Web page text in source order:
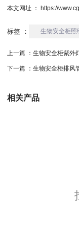
本文网址 ： https://
标签 ： 生物安全柜照
上一篇 ： 生物安全柜紫外
下一篇 ： 生物安全柜排风
相关产品